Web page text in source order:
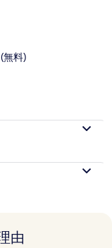
無料)
由